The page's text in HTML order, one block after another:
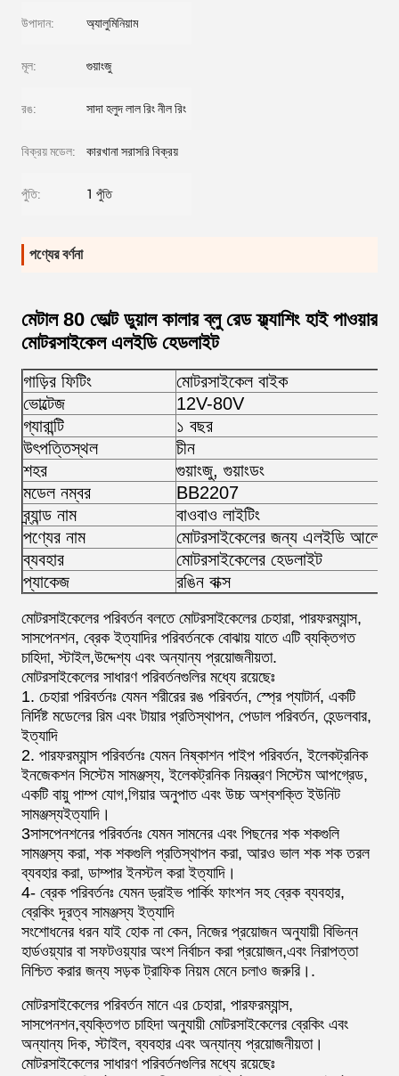
উপাদান: অ্যালুমিনিয়াম
মূল: গুয়াংজু
রঙ: সাদা হলুদ লাল রিং নীল রিং
বিক্রয় মডেল: কারখানা সরাসরি বিক্রয়
পুঁতি: 1 পুঁতি
পণ্যের বর্ণনা
মেটাল 80 ভোল্ট ডুয়াল কালার ব্লু রেড ফ্ল্যাশিং হাই পাওয়ার
মোটরসাইকেল এলইডি হেডলাইট
গাড়ির ফিটিং
মোটরসাইকেল বাইক
ভোল্টেজ
12V-80V
গ্যারান্টি
১ বছর
উৎপত্তিস্থল
চীন
শহর
গুয়াংজু, গুয়াংডং
মডেল নম্বর
BB2207
ব্র্যান্ড নাম
বাওবাও লাইটিং
পণ্যের নাম
মোটরসাইকেলের জন্য এলইডি আলো
ব্যবহার
মোটরসাইকেলের হেডলাইট
প্যাকেজ
রঙিন বাক্স
মোটরসাইকেলের পরিবর্তন বলতে মোটরসাইকেলের চেহারা, পারফরম্যান্স,
সাসপেনশন, ব্রেক ইত্যাদির পরিবর্তনকে বোঝায় যাতে এটি ব্যক্তিগত
চাহিদা, স্টাইল,উদ্দেশ্য এবং অন্যান্য প্রয়োজনীয়তা.
মোটরসাইকেলের সাধারণ পরিবর্তনগুলির মধ্যে রয়েছেঃ
1. চেহারা পরিবর্তনঃ যেমন শরীরের রঙ পরিবর্তন, স্প্রে প্যাটার্ন, একটি
নির্দিষ্ট মডেলের রিম এবং টায়ার প্রতিস্থাপন, পেডাল পরিবর্তন, হেন্ডলবার,
ইত্যাদি
2. পারফরম্যান্স পরিবর্তনঃ যেমন নিষ্কাশন পাইপ পরিবর্তন, ইলেকট্রনিক
ইনজেকশন সিস্টেম সামঞ্জস্য, ইলেকট্রনিক নিয়ন্ত্রণ সিস্টেম আপগ্রেড,
একটি বায়ু পাম্প যোগ,গিয়ার অনুপাত এবং উচ্চ অশ্বশক্তি ইউনিট
সামঞ্জস্যইত্যাদি।
3সাসপেনশনের পরিবর্তনঃ যেমন সামনের এবং পিছনের শক শকগুলি
সামঞ্জস্য করা, শক শকগুলি প্রতিস্থাপন করা, আরও ভাল শক শক তরল
ব্যবহার করা, ডাম্পার ইনস্টল করা ইত্যাদি।
4- ব্রেক পরিবর্তনঃ যেমন ড্রাইভ পার্কিং ফাংশন সহ ব্রেক ব্যবহার,
ব্রেকিং দূরত্ব সামঞ্জস্য ইত্যাদি
সংশোধনের ধরন যাই হোক না কেন, নিজের প্রয়োজন অনুযায়ী বিভিন্ন
হার্ডওয়্যার বা সফটওয়্যার অংশ নির্বাচন করা প্রয়োজন,এবং নিরাপত্তা
নিশ্চিত করার জন্য সড়ক ট্রাফিক নিয়ম মেনে চলাও জরুরি।.
মোটরসাইকেলের পরিবর্তন মানে এর চেহারা, পারফরম্যান্স,
সাসপেনশন,ব্যক্তিগত চাহিদা অনুযায়ী মোটরসাইকেলের ব্রেকিং এবং
অন্যান্য দিক, স্টাইল, ব্যবহার এবং অন্যান্য প্রয়োজনীয়তা।
মোটরসাইকেলের সাধারণ পরিবর্তনগুলির মধ্যে রয়েছেঃ